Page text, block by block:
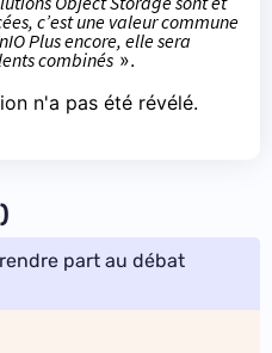
c’est une valeur commune
Plus encore, elle sera
combinés».
n'a pas été révélé.
part au débat